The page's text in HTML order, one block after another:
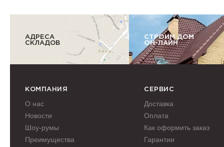
АДРЕСА
СКЛАДОВ
СТРОИМ ДОМ
ОН-ЛАЙН
КОМПАНИЯ
О нас
Новости
Шоу-румы
Преимущества
СЕРВИС
Доставка
Оплата
Как оформить заказ
Гарантии